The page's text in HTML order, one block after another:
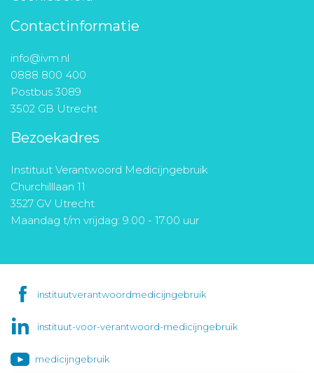
Contactinformatie
info@ivm.nl
0888 800 400
Postbus 3089
3502 GB Utrecht
Bezoekadres
Instituut Verantwoord Medicijngebruik
Churchilllaan 11
3527 GV Utrecht
Maandag t/m vrijdag: 9.00 - 17.00 uur
instituutverantwoordmedicijngebruik
instituut-voor-verantwoord-medicijngebruik
medicijngebruik